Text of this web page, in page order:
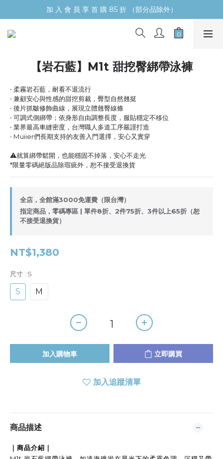
加 入 會 員 享 首 購 85 折 （部分品除外）
【岩石藍】M1t 甜挖臀綁帶泳褲​​​
‧ 柔霧岩石藍，耐看不退流行
‧ 兼顧安心與性感的甜挖剪裁，臀型自然翹挺
‧ 後片抓皺修飾曲線，展現立體翹臀線條
‧ 可調式側綁帶；依身形自由調整長度，服貼穩定不移位
‧ 業界最高車縫密度，台灣職人多道工序嚴謹打造
‧ Muiier們長期支持的友善入門選擇，安心又實穿
⚠️就算綁帶鬆開，也能穩固不掉落，安心不走光
*限量零碼絕版品除瑕疵外，恕不接受退換貨
全店，全館滿3000免運費（限台灣）
指定商品，零碼專區 | 單件8折、2件75折、3件以上65折（恕
不接受退換貨）
NT$1,380
尺寸 : S
S M
加入購物車 立即購買
加入追蹤清單
商品描述
｜商品介紹｜